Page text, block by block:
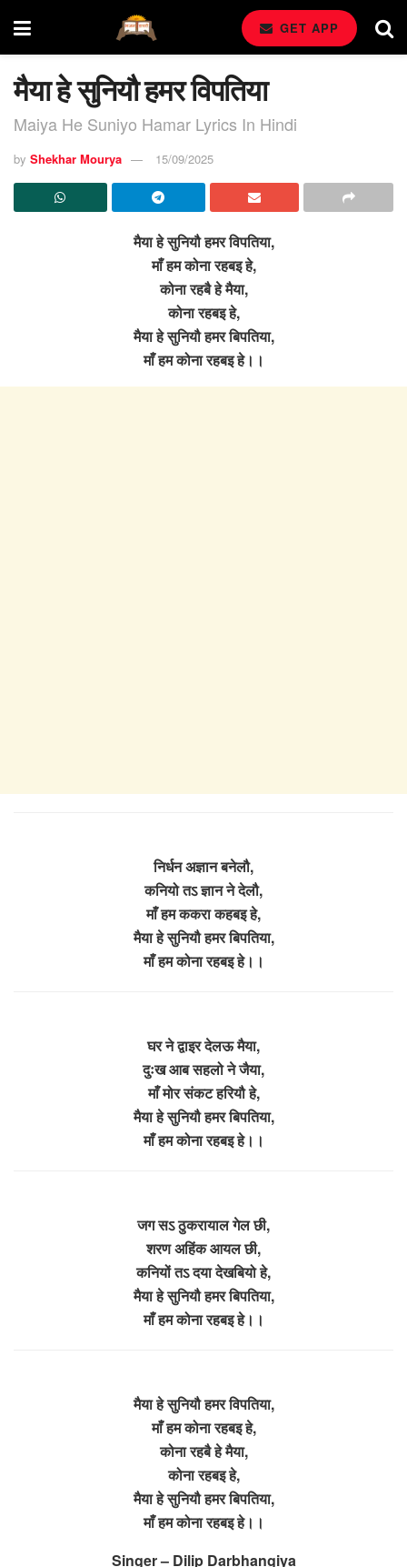
GET APP
मैया हे सुनियौ हमर विपतिया
Maiya He Suniyo Hamar Lyrics In Hindi
by Shekhar Mourya 15/09/2025
मैया हे सुनियौ हमर विपतिया,
माँ हम कोना रहबइ हे,
कोना रहबै हे मैया,
कोना रहबइ हे,
मैया हे सुनियौ हमर बिपतिया,
माँ हम कोना रहबइ हे।।
निर्धन अज्ञान बनेलौ,
कनियो तऽ ज्ञान ने देलौ,
माँ हम ककरा कहबइ हे,
मैया हे सुनियौ हमर बिपतिया,
माँ हम कोना रहबइ हे।।
घर ने द्वाइर देलऊ मैया,
दुःख आब सहलो ने जैया,
माँ मोर संकट हरियौ हे,
मैया हे सुनियौ हमर बिपतिया,
माँ हम कोना रहबइ हे।।
जग सऽ ठुकरायाल गेल छी,
शरण अहिंक आयल छी,
कनियों तऽ दया देखबियो हे,
मैया हे सुनियौ हमर बिपतिया,
माँ हम कोना रहबइ हे।।
मैया हे सुनियौ हमर विपतिया,
माँ हम कोना रहबइ हे,
कोना रहबै हे मैया,
कोना रहबइ हे,
मैया हे सुनियौ हमर बिपतिया,
माँ हम कोना रहबइ हे।।
Singer – Dilip Darbhangiya